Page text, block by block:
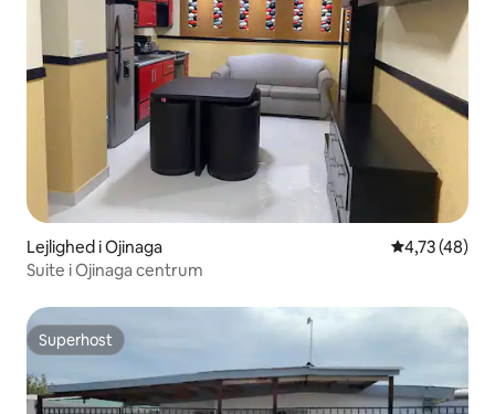
Lejlighed i Ojinaga 4,73 ud af 5
4,73 (48)
Suite i Ojinaga centrum
Superhost
Superhost